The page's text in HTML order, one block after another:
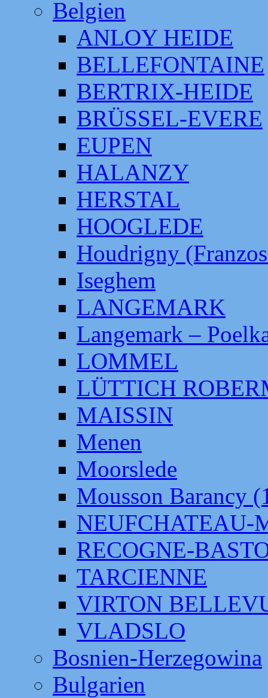
Belgien
ANLOY HEIDE
BELLEFONTAINE
BERTRIX-HEIDE
BRÜSSEL-EVERE
EUPEN
HALANZY
HERSTAL
HOOGLEDE
Houdrigny
Iseghem
LANGEMARK
Langemark –
LOMMEL
LÜTTICH
MAISSIN
Menen
Moorslede
Mousson Barancy
NEUFCHATEAU-
RECOGNE-
TARCIENNE
VIRTON
VLADSLO
Bosnien-Herzegowina
Bulgarien